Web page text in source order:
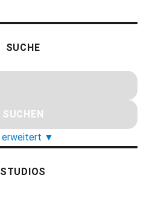
SUCHE
erweitert ▼
STUDIOS